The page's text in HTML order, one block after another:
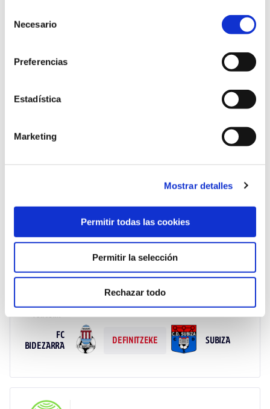
Necesario
Preferencias
Estadística
Marketing
Mostrar detalles
Permitir todas las cookies
Permitir la selección
Rechazar todo
CAMPO DE FÚTBOL SAN JUAN
ESTADIO SOTOBURU FÚTBOL ZELAIA
SUBIZA DEFINITZEKE
AD SAN
JAR 23
CAMPO MUNICIPAL DE NOÁIN - BIDEZARRA
FC
BIDEZARRA
DEFINITZEKE SUBIZA